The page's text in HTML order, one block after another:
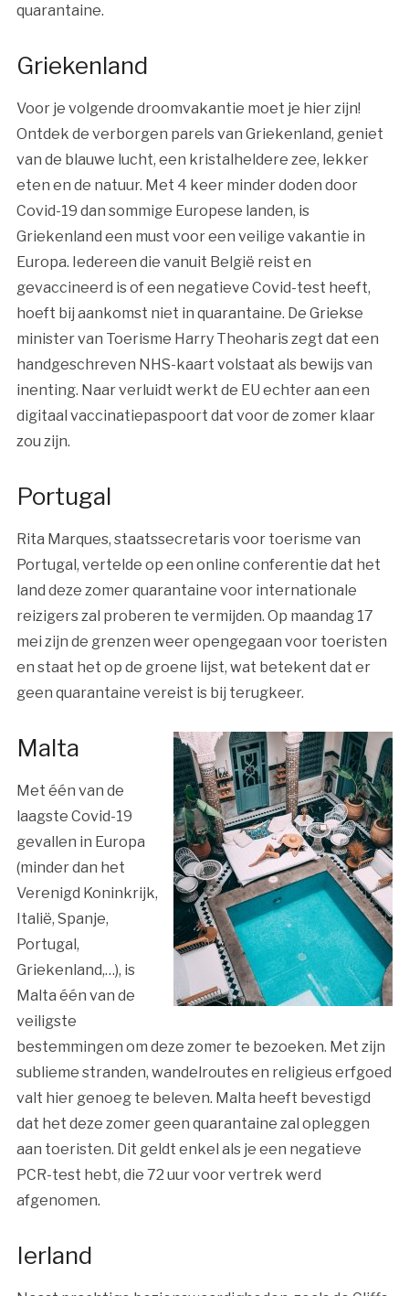
quarantaine.
Griekenland
Voor je volgende droomvakantie moet je hier zijn!
Ontdek de verborgen parels van Griekenland, geniet
van de blauwe lucht, een kristalheldere zee, lekker
eten en de natuur. Met 4 keer minder doden door
Covid-19 dan sommige Europese landen, is
Griekenland een must voor een veilige vakantie in
Europa. Iedereen die vanuit België reist en
gevaccineerd is of een negatieve Covid-test heeft,
hoeft bij aankomst niet in quarantaine. De Griekse
minister van Toerisme Harry Theoharis zegt dat een
handgeschreven NHS-kaart volstaat als bewijs van
inenting. Naar verluidt werkt de EU echter aan een
digitaal vaccinatiepaspoort dat voor de zomer klaar
zou zijn.
Portugal
Rita Marques, staatssecretaris voor toerisme van
Portugal, vertelde op een online conferentie dat het
land deze zomer quarantaine voor internationale
reizigers zal proberen te vermijden. Op maandag 17
mei zijn de grenzen weer opengegaan voor toeristen
en staat het op de groene lijst, wat betekent dat er
geen quarantaine vereist is bij terugkeer.
Malta
Met één van de
laagste Covid-19
gevallen in Europa
(minder dan het
Verenigd Koninkrijk,
Italië, Spanje,
Portugal,
Griekenland,…), is
Malta één van de
veiligste
bestemmingen om deze zomer te bezoeken. Met zijn
sublieme stranden, wandelroutes en religieus erfgoed
valt hier genoeg te beleven. Malta heeft bevestigd
dat het deze zomer geen quarantaine zal opleggen
aan toeristen. Dit geldt enkel als je een negatieve
PCR-test hebt, die 72 uur voor vertrek werd
afgenomen.
Ierland